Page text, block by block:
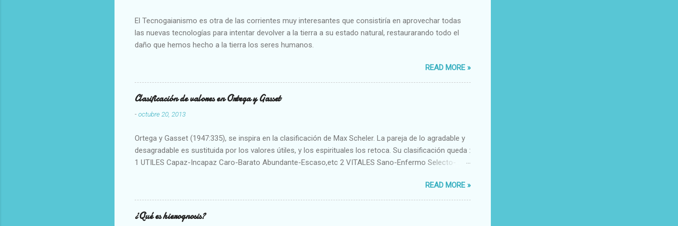
El Tecnogaianismo es otra de las corrientes muy interesantes que consistiría en aprovechar todas
las nuevas tecnologías para intentar devolver a la tierra a su estado natural, restaurarando todo el
daño que hemos hecho a la tierra los seres humanos.
READ MORE »
Clasificación de valores en Ortega y Gasset
-octubre 20, 2013
Ortega y Gasset (1947:335), se inspira en la clasificación de Max Scheler. La pareja de lo agradable y
desagradable es sustituida por los valores útiles, y los espirituales los retoca. Su clasificación queda :
1 UTILES Capaz-Incapaz Caro-Barato Abundante-Escaso,etc 2 VITALES Sano-Enfermo Selecto-
Aproximado Evidente-Probable,etc b) Morales Bueno-malo Bondadoso-malvado Justo-Injusto
Escrupuloso-Relajado Leal-Desleal,etc. d) Estéticos Bello-Feo Gracioso-Tosco Elegante-Inelegante
Armonioso-Inarmonioso 4 RELIGIOSOS Santo-Pr...
READ MORE »
¿Qué es hierognosis?